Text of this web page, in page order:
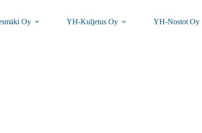
Oy YH-Kuljetus Oy YH-Nostot Oy